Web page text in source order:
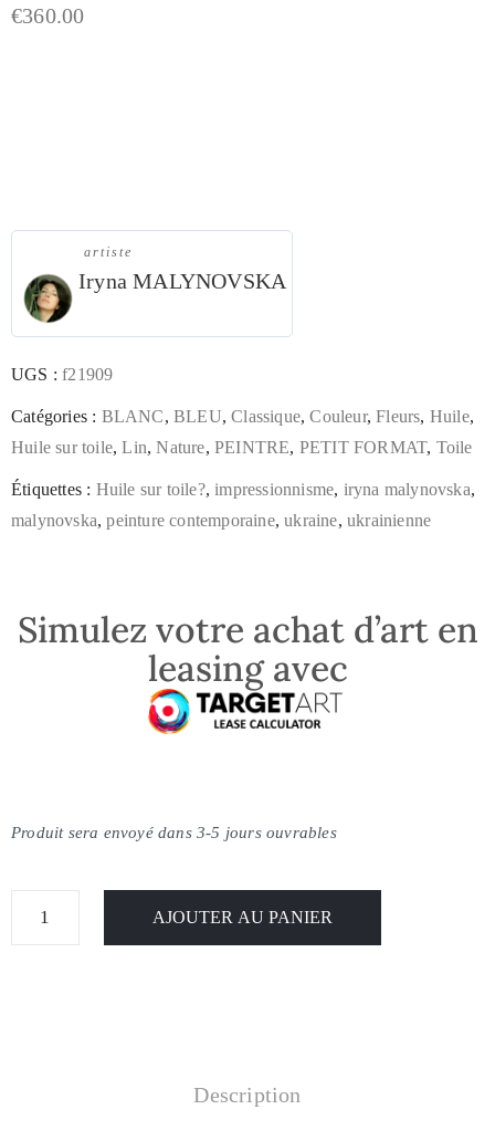
€360.00
artiste
Iryna MALYNOVSKA
UGS :f21909
Catégories : BLANC,BLEU,Classique,Couleur,Fleurs, Huile,
Huile sur toile,Lin,Nature,PEINTRE, PETIT FORMAT, Toile
Étiquettes : Huile sur toile?,impressionnisme, iryna malynovska,
malynovska,peinture contemporaine,ukraine,ukrainienne
Simulez votre achat d’art en
leasing avec
Produit sera envoyé dans 3-5 jours ouvrables
AJOUTER AU PANIER
Description